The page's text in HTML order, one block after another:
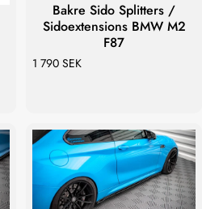
Bakre Sido Splitters /
Sidoextensions BMW M2
F87
1 790 SEK